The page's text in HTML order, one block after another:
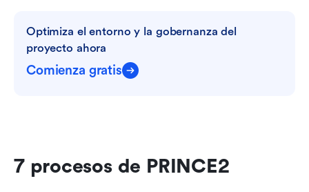
Optimiza el entorno y la gobernanza del
proyecto ahora
Comienza gratis
7 procesos de PRINCE2